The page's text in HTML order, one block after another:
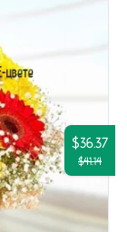
$36.37
$41.14